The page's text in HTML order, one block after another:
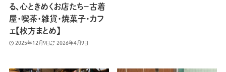
る、心ときめくお店たち−古着
屋・喫茶・雑貨・焼菓子・カフ
ェ【枚方まとめ】
2025年12月9日 2026年4月9日